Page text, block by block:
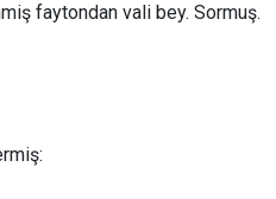
faytondan vali bey. Sormuş.